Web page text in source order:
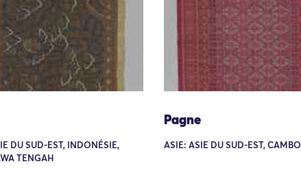
DU SUD-EST, INDONÉSIE,
TENGAH
Pagne
ASIE: ASIE DU SUD-EST,